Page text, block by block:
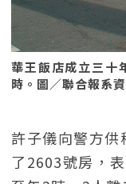
華王飯店成立三十
時。圖／聯合報系
許子儀向警方
了2603號房，